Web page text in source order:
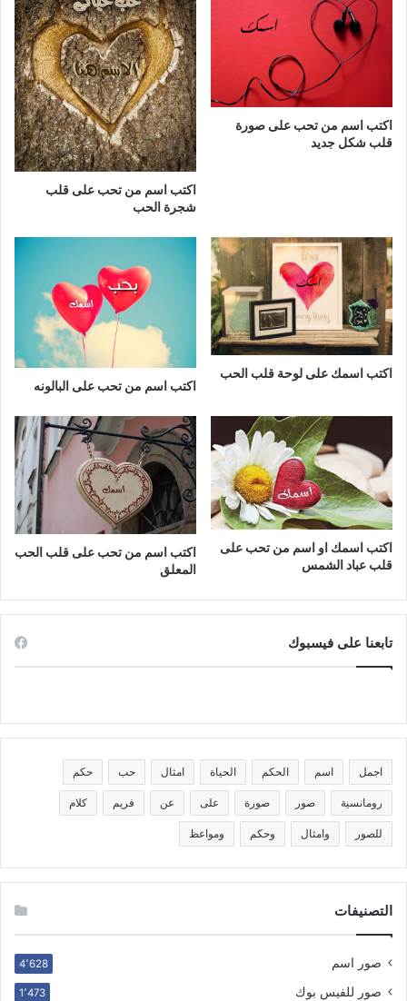
اكتب اسم من تحب على صورة
قلب شكل جديد
اكتب اسم من تحب على قلب
شجرة الحب
اكتب اسمك على لوحة قلب الحب
اكتب اسم من تحب على البالونه
اكتب اسمك او اسم من تحب على
قلب عباد الشمس
اكتب اسم من تحب على قلب الحب
المعلق
تابعنا على فيسبوك
اجمل اسم الحكم الحياة امثال حب حكم
رومانسية صور صورة على عن فريم كلام
للصور وامثال وحكم ومواعظ
التصنيفات
صور اسم 4٬628
صور للفيس بوك 1٬473